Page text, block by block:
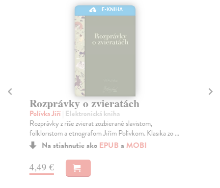
E-KNIHA
Rozprávky o zvieratách
Polívka Jiří | Elektronická kniha
Rozprávky z ríše zvierat zozbierané slavistom,
folkloristom a etnografom Jiřím Polívkom. Klasika zo ...
Na stiahnutie ako EPUB a MOBI
4,49 €